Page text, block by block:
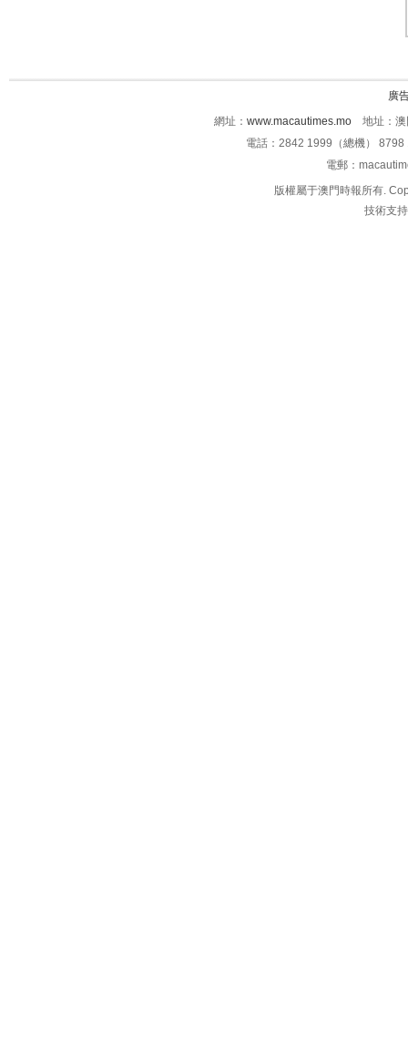
廣
網址： www.macautimes.mo 地址：澳
電話：2842 1999（總機）
電郵：
版權屬于澳門時報所有.
技術支